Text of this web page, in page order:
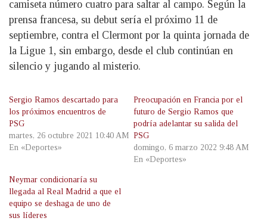
camiseta número cuatro para saltar al campo. Según la
prensa francesa, su debut sería el próximo 11 de
septiembre, contra el Clermont por la quinta jornada de
la Ligue 1, sin embargo, desde el club continúan en
silencio y jugando al misterio.
Sergio Ramos descartado para
los próximos encuentros de
PSG
martes, 26 octubre 2021 10:40 AM
En «Deportes»
Preocupación en Francia por el
futuro de Sergio Ramos que
podría adelantar su salida del
PSG
domingo, 6 marzo 2022 9:48 AM
En «Deportes»
Neymar condicionaría su
llegada al Real Madrid a que el
equipo se deshaga de uno de
sus líderes